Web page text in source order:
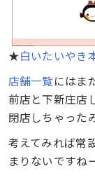
★白いたいやき
店舗一覧にはま
前店と下新庄店
閉店しちゃった
考えてみれば常
まりないですね